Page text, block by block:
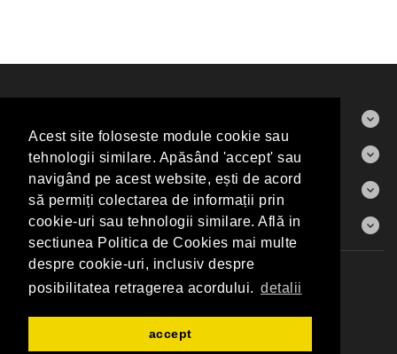
Acest site foloseste module cookie sau
tehnologii similare. Apăsând 'accept' sau
navigând pe acest website, ești de acord
să permiți colectarea de informații prin
cookie-uri sau tehnologii similare. Află in
sectiunea Politica de Cookies mai multe
despre cookie-uri, inclusiv despre
posibilitatea retragerea acordului. detalii
accept
CONTACT
INFORMAŢII
CONTUL MEU
Producători Harta Sitului
Elite Art Gallery Shop © 2026